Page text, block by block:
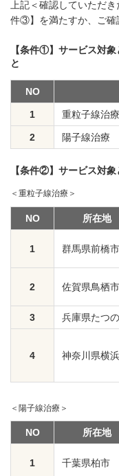
上記＜確認していただ
件③】を満たすか、ご確
【条件①】サービス対
と
NO
1 重粒子線治療
2 陽子線治療
【条件②】サービス対
＜重粒子線治療＞
NO 所在地
1 群馬県前橋市
2 佐賀県鳥栖市
3 兵庫県たつ
4 神奈川県横
＜陽子線治療＞
NO 所在地
1 千葉県柏市